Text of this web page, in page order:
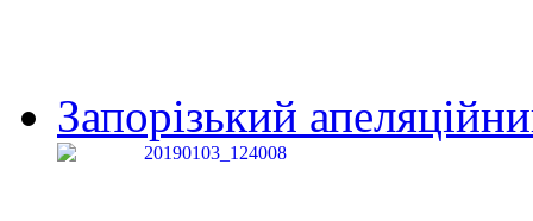
Запорізький